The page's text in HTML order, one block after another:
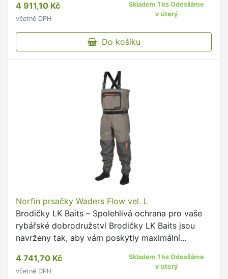
4 911,10 Kč
včetně DPH
Skladem 1 ks Odesíláme
v úterý
Do košíku
Norfin prsačky Waders Flow vel. L
Brodičky LK Baits – Spolehlivá ochrana pro vaše
rybářské dobrodružství Brodičky LK Baits jsou
navrženy tak, aby vám poskytly maximální
výpravách.
4 741,70 Kč
včetně DPH
Skladem 1 ks Odesíláme
v úterý